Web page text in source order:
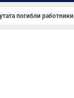
погибли работники